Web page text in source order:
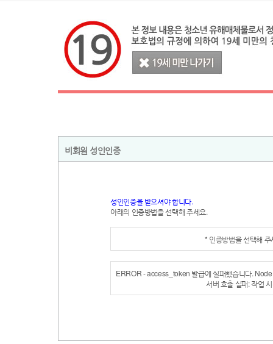
비회원 성인인증
성인인증을 받으셔야 합니다.
아래의 인증방법을 선택해 주세요.
* 인증방법을 선택해
ERROR - access_token 발급에 실패했습니다.
서버 호출 실패: 작업